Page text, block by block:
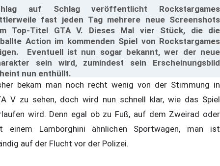
auf Schlag veröffentlicht Rockstargames
fast jeden Tag mehrere neue Screenshots
Top-Titel GTA V. Dieses Mal vier Stück, die die
Action im kommenden Spiel von Rockstargames
Eventuell ist nun sogar bekannt, wer der neue
sein wird, zumindest sein Erscheinungsbild
nun enthüllt.
bekam man noch recht wenig von der Stimmung in
V zu sehen, doch wird nun schnell klar, wie das Spiel
wird. Denn egal ob zu Fuß, auf dem Zweirad oder
einem Lamborghini ähnlichen Sportwagen, man ist
auf der Flucht vor der Polizei.